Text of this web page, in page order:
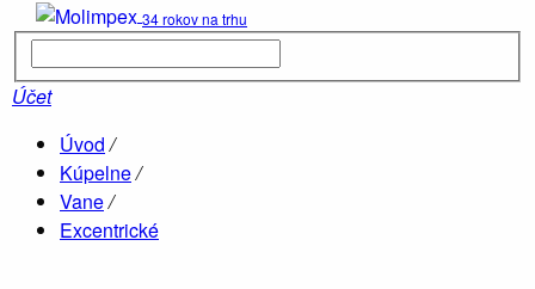
34 rokov na trhu
Účet
Úvod /
Kúpelne/
Vane/
Excentrické